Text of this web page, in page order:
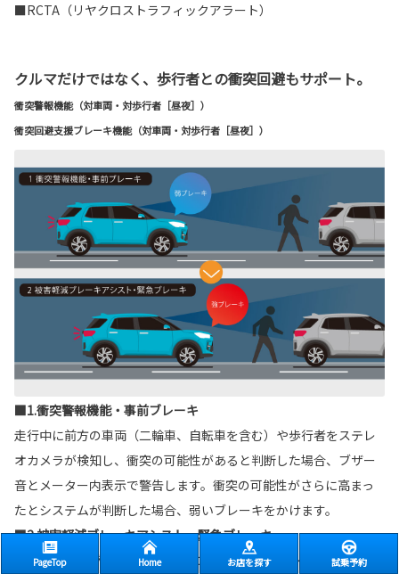
■RCTA（リヤクロストラフィックアラート）
クルマだけではなく、歩行者との衝突回避もサポート。
衝突警報機能（対車両・対歩行者［昼夜］）
衝突回避支援ブレーキ機能（対車両・対歩行者［昼夜］）
■1.衝突警報機能・事前ブレーキ
走行中に前方の車両（二輪車、自転車を含む）や歩行者をステレ
オカメラが検知し、衝突の可能性があると判断した場合、ブザー
音とメーター内表示で警告します。衝突の可能性がさらに高まっ
たとシステムが判断した場合、弱いブレーキをかけます。
■2.被害軽減ブレーキアシスト・緊急ブレーキ
事前ブレーキが作動している時にドライバーがブレーキペダルを
PageTop Home お店を探す 試乗予約